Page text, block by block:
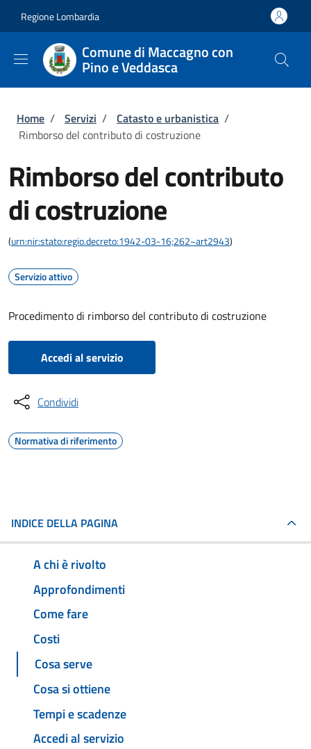
Regione Lombardia
Comune di Maccagno con
Pino e Veddasca
Briciole di pane
Home / Servizi / Catasto e urbanistica /
Rimborso del contributo di costruzione
Rimborso del contributo
di costruzione
(urn:nir:stato:regio.decreto:1942-03-16;262~art2943)
Servizio attivo
Procedimento di rimborso del contributo di costruzione
Accedi al servizio
Condividi
Normativa di riferimento
INDICE DELLA PAGINA
A chi è rivolto
Approfondimenti
Come fare
Costi
Cosa serve
Cosa si ottiene
Tempi e scadenze
Accedi al servizio